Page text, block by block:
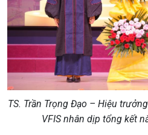
TS. Trần Trọng Đạo – Hiệu
VFIS nhân dịp tổng kết